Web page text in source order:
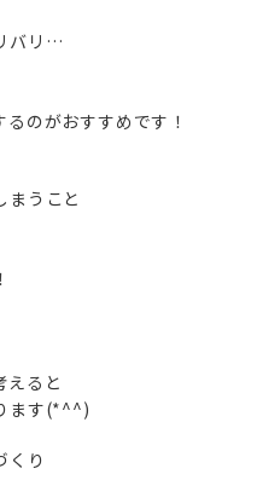
バリ…
のがおすすめです！
まうこと
えると
ます(*^^)
くり